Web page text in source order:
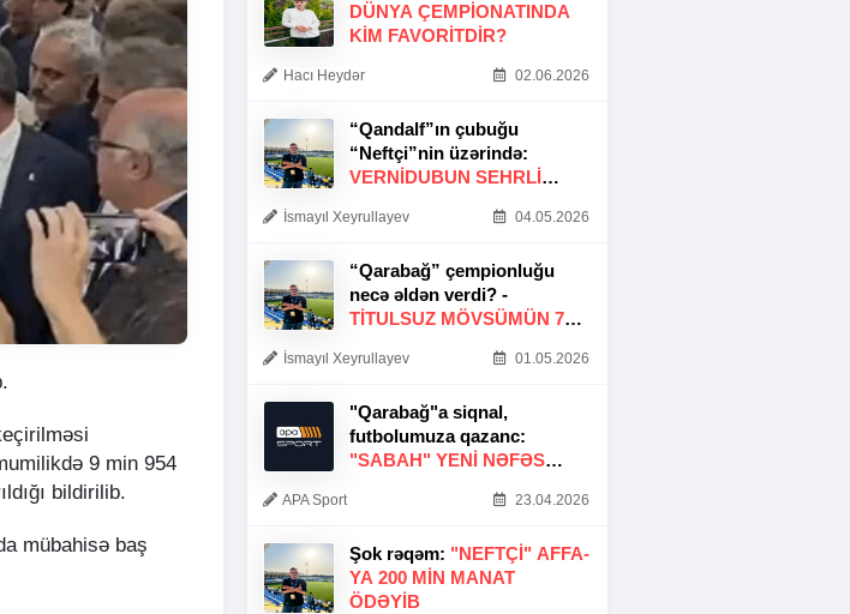
9 min 954
bildirilib.
mübahisə baş
DÜNYA ÇEMPIONATINDA
KIM FAVORITDIR?
Hacı Heydər 02.06.2026
“Qandalf”ın çubuğu
“Neftçi”nin üzərində:
VERNİDUBUN SEHRLİ
İsmayıl Xeyrullayev 04.05.2026
“Qarabağ” çempionluğu
necə əldən verdi? -
TITULSUZ MÖVSÜMÜN 7
İsmayıl Xeyrullayev 01.05.2026
"Qarabağ"a siqnal,
futbolumuza qazanc:
"SABAH" YENI NƏFƏS
APA Sport 23.04.2026
Şok rəqəm: "NEFTÇI" AFFA-
YA 200 MIN MANAT
ÖDƏYIB